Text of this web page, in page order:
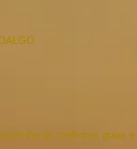
lhe os melhores guias